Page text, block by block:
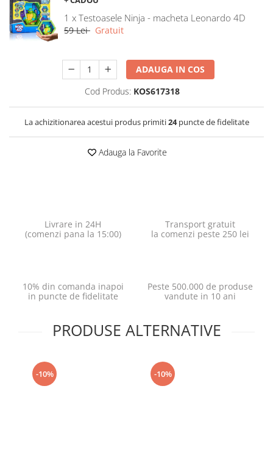
1 x Testoasele Ninja - macheta Leonardo 4D
59 Lei Gratuit
ADAUGA IN COS
Cod Produs: KOS617318
La achizitionarea acestui produs primiti24puncte de fidelitate
Adauga la Favorite
Livrare in 24H
(comenzi pana la 15:00)
Transport gratuit
la comenzi peste 250 lei
10% din comanda inapoi
in puncte de fidelitate
Peste 500.000 de produse
vandute in 10 ani
PRODUSE ALTERNATIVE
-10% -10%